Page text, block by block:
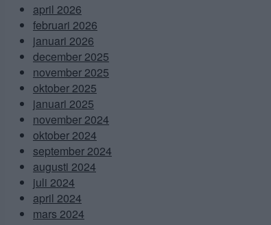
april 2026
februari 2026
januari 2026
december 2025
november 2025
oktober 2025
januari 2025
november 2024
oktober 2024
september 2024
augusti 2024
juli 2024
april 2024
mars 2024